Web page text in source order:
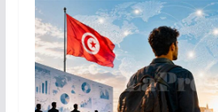
o
k
p
p
n